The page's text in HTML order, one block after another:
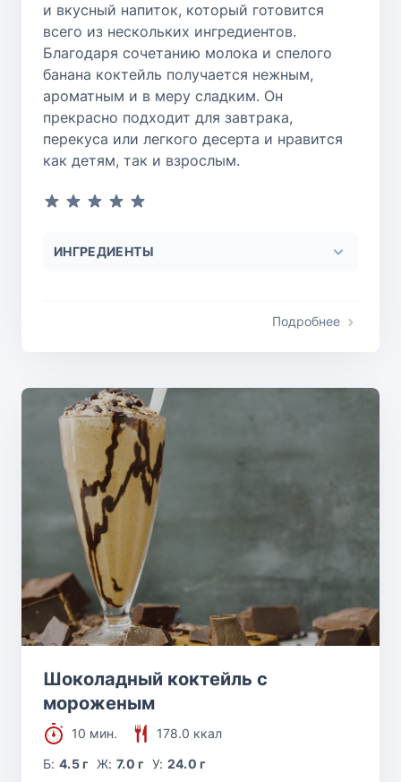
и вкусный напиток, который готовится
всего из нескольких ингредиентов.
Благодаря сочетанию молока и спелого
банана коктейль получается нежным,
ароматным и в меру сладким. Он
прекрасно подходит для завтрака,
перекуса или легкого десерта и нравится
как детям, так и взрослым.
ИНГРЕДИЕНТЫ
Подробнее
Шоколадный коктейль с
мороженым
10 мин.
178.0 ккал
Б:4.5 г Ж: 7.0 г У: 24.0 г